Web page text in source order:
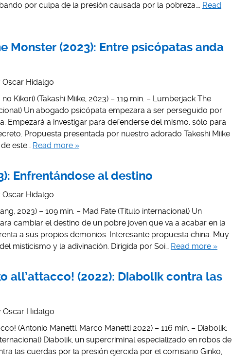
por culpa de la presión causada por la pobreza…. Read
Monster (2023): Entre psicópatas anda
Oscar Hidalgo
Kikori) (Takashi Miike, 2023) – 119 min. – Lumberjack The
Un abogado psicópata empezara a ser perseguido por
Empezará a investigar para defenderse del mismo, sólo para
Propuesta presentada por nuestro adorado Takeshi Miike
este… Read more »
Enfrentándose al destino
Oscar Hidalgo
2023) – 109 min. – Mad Fate (Título internacional) Un
cambiar el destino de un pobre joven que va a acabar en la
a sus propios demonios. Interesante propuesta china. Muy
misticismo y la adivinación. Dirigida por Soi… Read more »
all’attacco! (2022): Diabolik contra las
Oscar Hidalgo
(Antonio Manetti, Marco Manetti 2022) – 116 min. – Diabolik:
Diabolik, un supercriminal especializado en robos de
las cuerdas por la presión ejercida por el comisario Ginko,